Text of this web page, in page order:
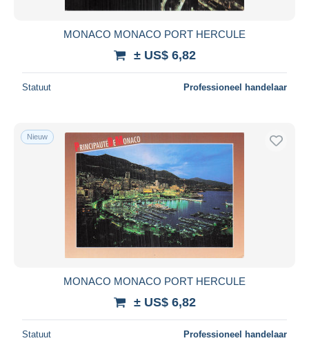
MONACO MONACO PORT HERCULE
± US$ 6,82
Statuut Professioneel handelaar
Nieuw
MONACO MONACO PORT HERCULE
± US$ 6,82
Statuut Professioneel handelaar